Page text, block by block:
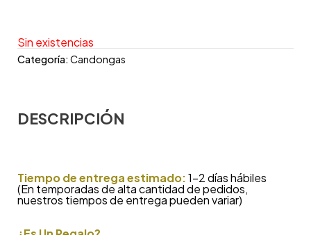
Sin existencias
Categoría:Candongas
DESCRIPCIÓN
Tiempo de entrega estimado:1-2 días hábiles
(En temporadas de alta cantidad de pedidos,
nuestros tiempos de entrega pueden variar)